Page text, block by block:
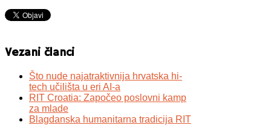
Vezani članci
Što nude najatraktivnija hrvatska hi-
tech učilišta u eri AI-a
RIT Croatia: Započeo poslovni kamp
za mlade
Blagdanska humanitarna tradicija RIT